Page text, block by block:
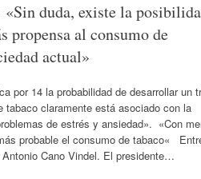
duda, existe la
propensa al consumo de
actual»
por 14 la probabilidad de desarrollar un
tabaco claramente está asociado con la
de estrés y ansiedad». «Con
probable el consumo de tabaco«
Cano Vindel. El presidente…